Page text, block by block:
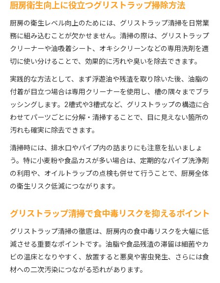
厨房衛生向上に役立つグリストラップ掃除方法
厨房の衛生レベル向上のためには、グリストラップ清掃を日常業
務に組み込むことが欠かせません。清掃の際は、グリストラップ
クリーナーや油吸着シート、オキシクリーンなどの専用洗剤を適
切に使い分けることで、効果的に汚れや臭いを除去できます。
実践的な方法として、まず浮遊油や残渣を取り除いた後、油脂の
付着が目立つ場合は専用クリーナーを使用し、槽の隅々までブラ
ッシングします。2槽式や3槽式など、グリストラップの構造に合
わせてパーツごとに分解・清掃することで、目に見えない箇所の
汚れも確実に除去できます。
清掃時には、排水口やパイプ内の詰まりにも注意を払いましょ
う。特に小麦粉や食品カスが多い場合は、定期的なパイプ洗浄剤
の利用や、オイルトラップの点検も併せて行うことで、厨房全体
の衛生リスク低減につながります。
グリストラップ清掃で食中毒リスクを抑えるポイント
グリストラップ清掃の徹底は、厨房内の食中毒リスクを大幅に低
減させる重要なポイントです。油脂や食品残渣の滞留は細菌やカ
ビの温床となりやすく、放置すると悪臭や害虫発生、さらには食
材への二次汚染につながる恐れがあります。